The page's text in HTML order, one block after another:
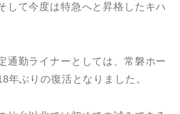
して今度は特急へと昇格したキハ
通勤ライナーとしては、常磐ホー
年ぶりの復活となりました。